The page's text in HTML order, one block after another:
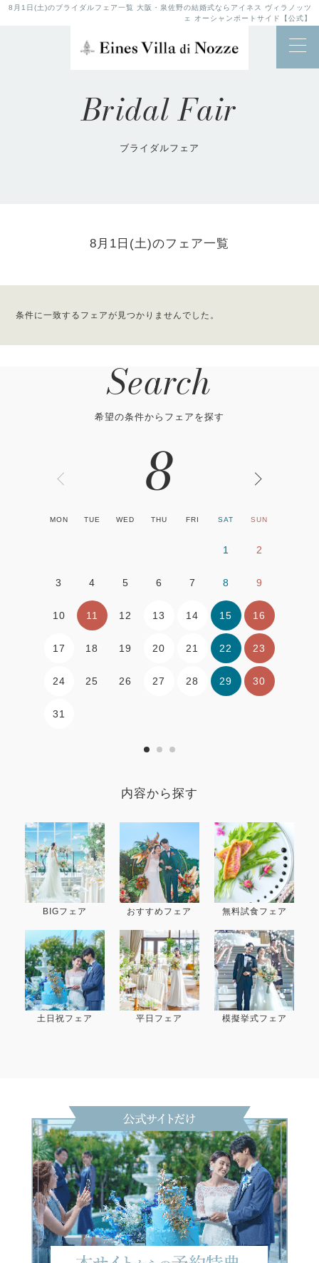
8月1日(土)のブライダルフェア一覧 大阪・泉佐野の結婚式ならアイネス ヴィラノッツ
ェ オーシャンポートサイド【公式】
Bridal Fair
ブライダルフェア
8月1日(土)のフェア一覧
条件に一致するフェアが見つかりませんでした。
Search
希望の条件からフェアを探す
8
MON TUE WED THU FRI SAT SUN
1 2
3 4 5 6 7 8 9
10 11 12 13 14 15 16
17 18 19 20 21 22 23
24 25 26 27 28 29 30
31
内容から探す
BIGフェア おすすめフェア 無料試食フェア
土日祝フェア 平日フェア 模擬挙式フェア